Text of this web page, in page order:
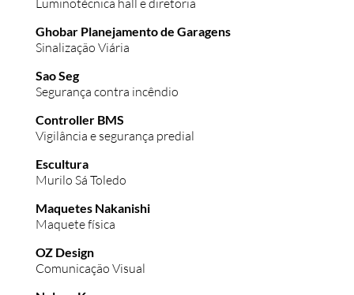
Luminotécnica hall e diretoria
Ghobar Planejamento de Garagens
Sinalização Viária
Sao Seg
Segurança contra incêndio
Controller BMS
Vigilância e segurança predial
Escultura
Murilo Sá Toledo
Maquetes Nakanishi
Maquete física
OZ Design
Comunicação Visual